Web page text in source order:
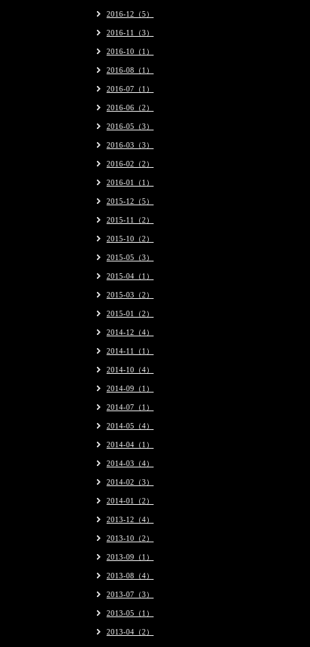
2016-12（5）
2016-11（3）
2016-10（1）
2016-08（1）
2016-07（1）
2016-06（2）
2016-05（3）
2016-03（3）
2016-02（2）
2016-01（1）
2015-12（5）
2015-11（2）
2015-10（2）
2015-05（3）
2015-04（1）
2015-03（2）
2015-01（2）
2014-12（4）
2014-11（1）
2014-10（4）
2014-09（1）
2014-07（1）
2014-05（4）
2014-04（1）
2014-03（4）
2014-02（3）
2014-01（2）
2013-12（4）
2013-10（2）
2013-09（1）
2013-08（4）
2013-07（3）
2013-05（1）
2013-04（2）